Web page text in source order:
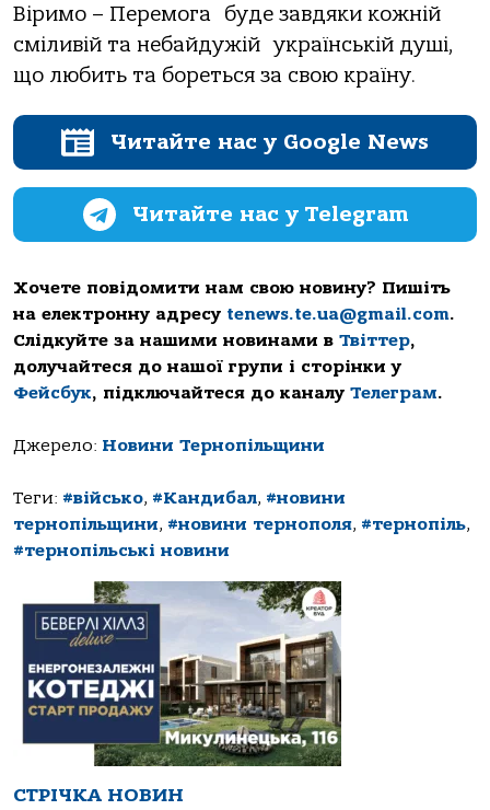
Віримо – Перемога буде завдяки кожній
сміливій та небайдужій українській душі,
що любить та бореться за свою країну.
Читайте нас у Google News
Читайте нас у Telegram
Хочете повідомити нам свою новину? Пишіть
на електронну адресу tenews.te.ua@gmail.com.
Слідкуйте за нашими новинами в Твіттер,
долучайтеся до нашої групи і сторінки у
Фейсбук, підключайтеся до каналу Телеграм.
Джерело: Новини Тернопільщини
Теги: #військо, #Кандибал, #новини
тернопільщини, #новини тернополя, #тернопіль,
#тернопільські новини
СТРІЧКА НОВИН